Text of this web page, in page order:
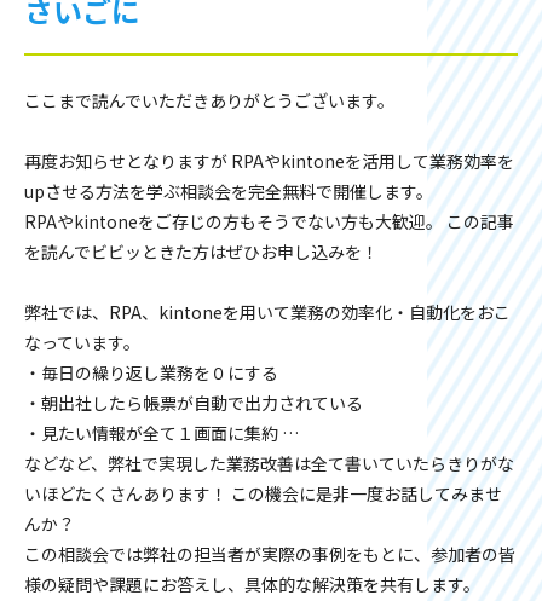
さいごに
ここまで読んでいただきありがとうございます。
再度お知らせとなりますが RPAやkintoneを活用して業務効率を
upさせる方法を学ぶ相談会を完全無料で開催します。
RPAやkintoneをご存じの方もそうでない方も大歓迎。 この記事
を読んでビビッときた方はぜひお申し込みを！
弊社では、RPA、kintoneを用いて業務の効率化・自動化をおこ
なっています。
・毎日の繰り返し業務を０にする
・朝出社したら帳票が自動で出力されている
・見たい情報が全て１画面に集約 …
などなど、弊社で実現した業務改善は全て書いていたらきりがな
いほどたくさんあります！ この機会に是非一度お話してみませ
んか？
この相談会では弊社の担当者が実際の事例をもとに、参加者の皆
様の疑問や課題にお答えし、具体的な解決策を共有します。